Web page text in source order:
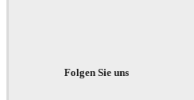
Folgen Sie uns